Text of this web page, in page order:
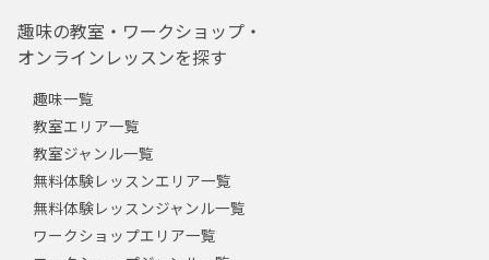
趣味の教室・ワークショップ・
オンラインレッスンを探す
趣味一覧
教室エリア一覧
教室ジャンル一覧
無料体験レッスンエリア一覧
無料体験レッスンジャンル一覧
ワークショップエリア一覧